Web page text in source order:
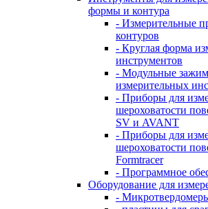
формы и контура
- Измерительные
контуров
- Круглая форма
инструментов
- Модульные
измерительных
- Приборы для
шероховатости
SV и AVANT
- Приборы для
шероховатости
Formtracer
- Программное
Оборудование для
-